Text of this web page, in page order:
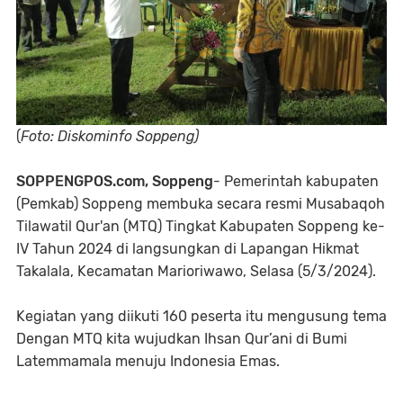
(Foto: Diskominfo Soppeng)
SOPPENGPOS.com, Soppeng- Pemerintah kabupaten
(Pemkab) Soppeng membuka secara resmi Musabaqoh
Tilawatil Qur'an (MTQ) Tingkat Kabupaten Soppeng ke-
IV Tahun 2024 di langsungkan di Lapangan Hikmat
Takalala, Kecamatan Marioriwawo, Selasa (5/3/2024).
Kegiatan yang diikuti 160 peserta itu mengusung tema
Dengan MTQ kita wujudkan Ihsan Qur’ani di Bumi
Latemmamala menuju Indonesia Emas.